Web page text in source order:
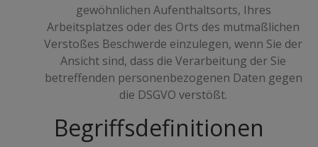
gewöhnlichen Aufenthaltsorts, Ihres
Arbeitsplatzes oder des Orts des mutmaßlichen
Verstoßes Beschwerde einzulegen, wenn Sie der
Ansicht sind, dass die Verarbeitung der Sie
betreffenden personenbezogenen Daten gegen
die DSGVO verstößt.
Begriffsdefinitionen